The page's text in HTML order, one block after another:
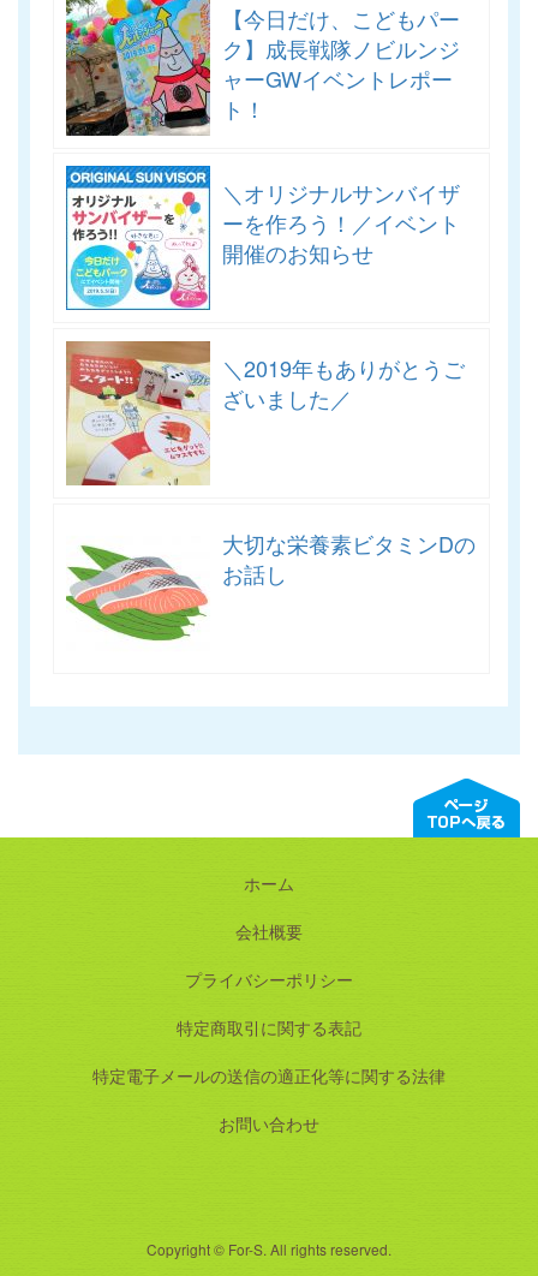
【今日だけ、こどもパー
ク】成長戦隊ノビルンジ
ャーGWイベントレポー
ト！
＼オリジナルサンバイザ
ーを作ろう！／イベント
開催のお知らせ
＼2019年もありがとうご
ざいました／
大切な栄養素ビタミンDの
お話し
ホーム
会社概要
プライバシーポリシー
特定商取引に関する表記
特定電子メールの送信の適正化等に関する法律
お問い合わせ
Copyright © For-S. All rights reserved.